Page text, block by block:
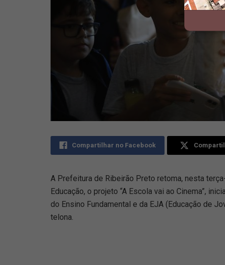
Compartilhar no Facebook
A Prefeitura de Ribeirão Preto retoma, nesta
Educação, o projeto “A Escola vai ao Cinema”,
do Ensino Fundamental e da EJA (Educação de
telona.